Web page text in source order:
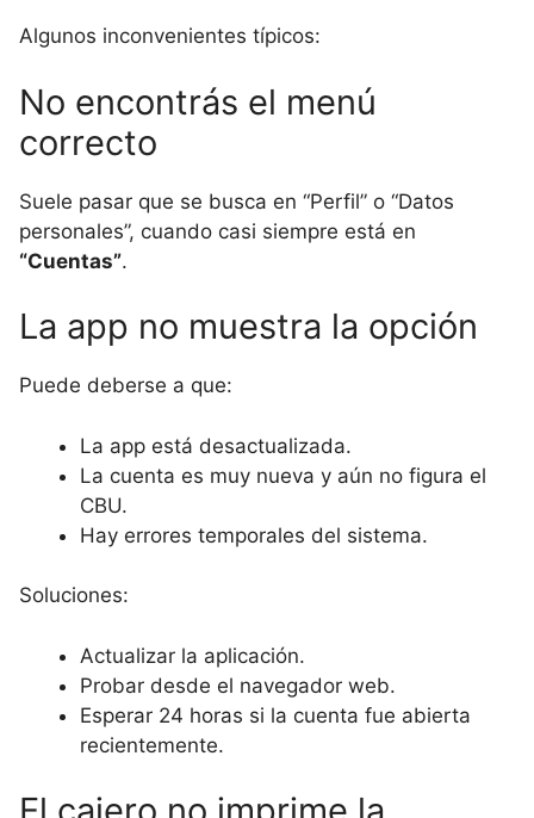
Algunos inconvenientes típicos:
No encontrás el menú
correcto
Suele pasar que se busca en “Perfil” o “Datos
personales”, cuando casi siempre está en
“Cuentas”.
La app no muestra la opción
Puede deberse a que:
La app está desactualizada.
La cuenta es muy nueva y aún no figura el
CBU.
Hay errores temporales del sistema.
Soluciones:
Actualizar la aplicación.
Probar desde el navegador web.
Esperar 24 horas si la cuenta fue abierta
recientemente.